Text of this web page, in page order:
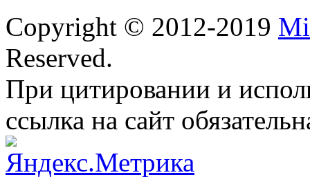
Copyright © 2012-2019
Reserved.
При цитировании и
ссылка на сайт